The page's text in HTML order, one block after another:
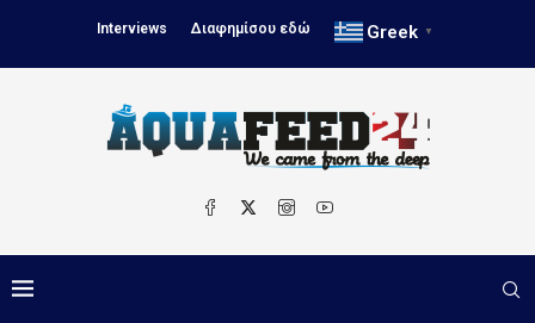
Interviews Διαφημίσου εδώ Greek ▼